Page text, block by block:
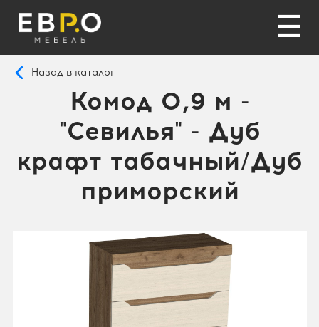
☰
Назад в каталог
Комод 0,9 м -
"Севилья" - Дуб
крафт табачный/Дуб
приморский